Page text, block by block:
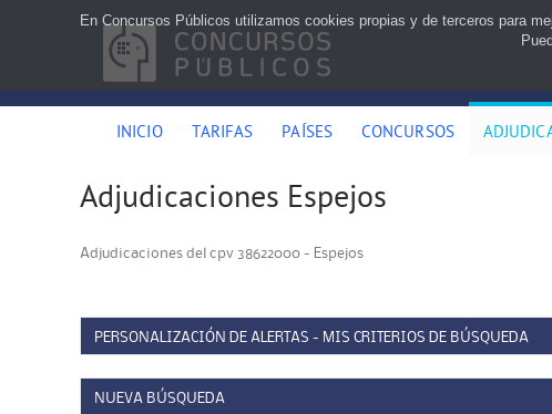
INICIO TARIFAS PAÍSES CONCURSOS
Adjudicaciones Espejos
Adjudicaciones del cpv 38622000 - Espejos
PERSONALIZACIÓN DE ALERTAS - MIS CRITERIOS DE BÚSQUEDA
NUEVA BÚSQUEDA
En Concursos Públicos utilizamos cookies propias y de terceros para